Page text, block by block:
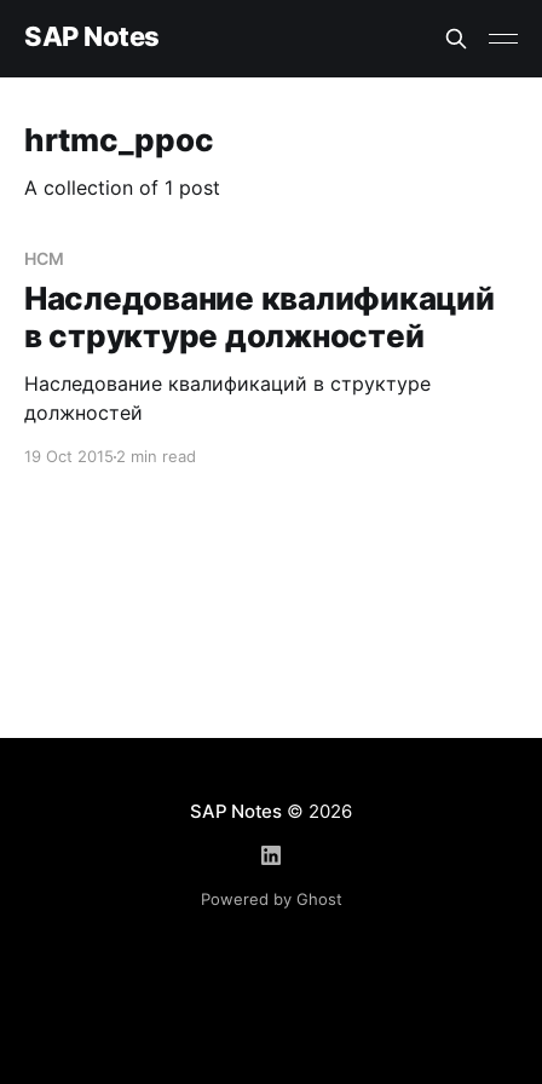
SAP Notes
hrtmc_ppoc
A collection of 1 post
HCM
Наследование квалификаций
в структуре должностей
Наследование квалификаций в структуре
должностей
19 Oct 2015 2 min read
SAP Notes© 2026
Powered by Ghost